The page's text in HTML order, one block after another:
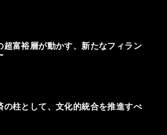
超富裕層が動かす、新たなフィラン
の柱として、文化的統合を推進すべ